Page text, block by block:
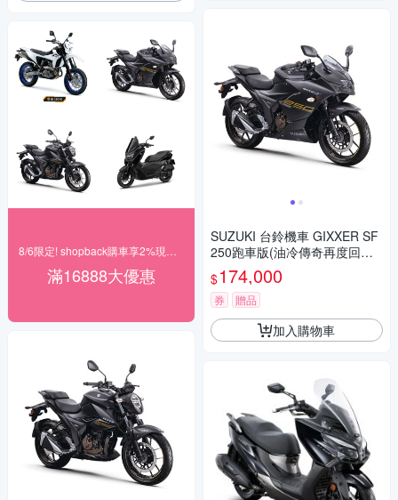
滿16888大優惠
SUZUKI 台鈴機車 GIXXER SF
250跑車版(油冷傳奇再度回歸/
2023年全新機車)
$174,000
券 贈品
加入購物車